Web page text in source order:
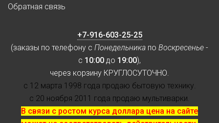
Обратная связь
+7-916-603-25-25
(заказы по телефону с Понедельника по Воскресенье -
с 10:00 до 19:00),
через корзину КРУГЛОСУТОЧНО.
с 12 марта 1998 года продаю бытовую технику.
с 20 ноября 2011 года продаю мультиварки.
В связи с ростом курса доллара цена на сайте